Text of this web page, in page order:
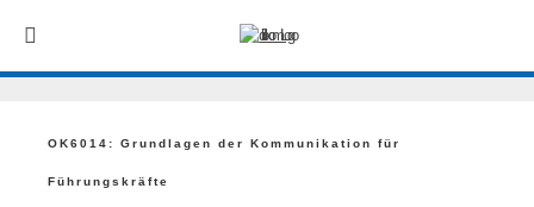
OK6014: Grundlagen der Kommunikation für
Führungskräfte